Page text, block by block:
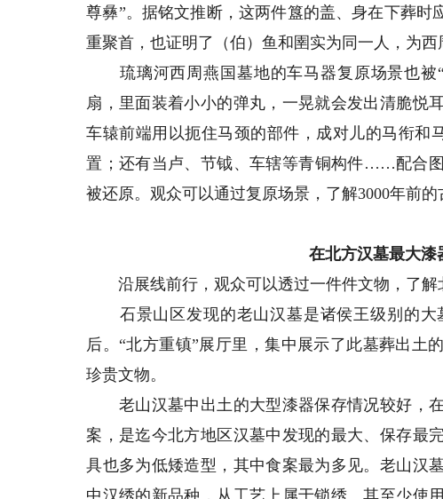
尊彝”。据铭文推断，这两件簋的盖、身在下葬时
重聚首，也证明了（伯）鱼和圉实为同一人，为西
琉璃河西周燕国墓地的车马器复原场景也被
扇，里面装着小小的弹丸，一晃就会发出清脆悦
车辕前端用以扼住马颈的部件，成对儿的马衔和
置；还有当卢、节钺、车辖等青铜构件……配合
被还原。观众可以通过复原场景，了解3000年前的
在北方汉墓最大漆
沿展线前行，观众可以透过一件件文物，了解
石景山区发现的老山汉墓是诸侯王级别的大
后。“北方重镇”展厅里，集中展示了此墓葬出土
珍贵文物。
老山汉墓中出土的大型漆器保存情况较好，
案，是迄今北方地区汉墓中发现的最大、保存最
具也多为低矮造型，其中食案最为多见。老山汉
中汉绣的新品种，从工艺上属于锁绣。其至少使